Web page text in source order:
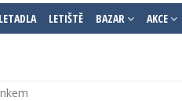
LETADLA LETIŠTĚ BAZAR AKCE